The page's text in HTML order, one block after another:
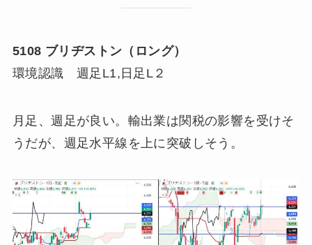
5108 ブリヂストン（ロング）
環境認識 週足L1,日足L２
月足、週足が良い。輸出業は関税の影響を受けそ
うだが、週足水平線を上に突破しそう。